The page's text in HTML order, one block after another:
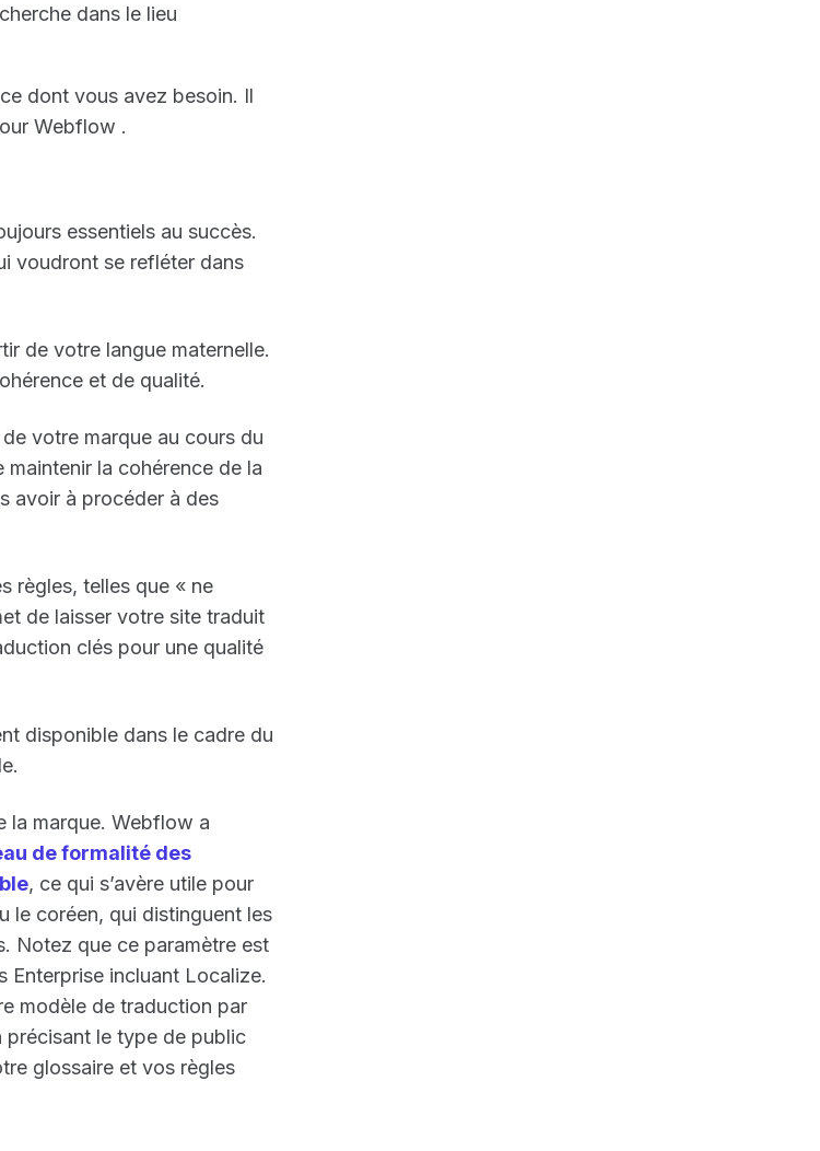
dans le lieu
dont vous avez besoin. Il
Webflow .
essentiels au succès.
voudront se refléter dans
de votre langue maternelle.
et de qualité.
votre marque au cours du
la cohérence de la
avoir à procéder à des
règles, telles que « ne
de laisser votre site traduit
clés pour une qualité
disponible dans le cadre du
la marque. Webflow a
de formalité des
, ce qui s’avère utile pour
le coréen, qui distinguent les
Notez que ce paramètre est
Enterprise incluant Localize.
modèle de traduction par
précisant le type de public
glossaire et vos règles